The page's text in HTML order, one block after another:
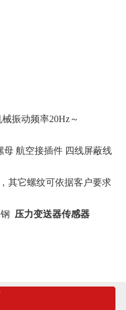
振动频率20Hz～
航空接插件 四线屏蔽线
其它螺纹可依据客户要求
压力变送器传感器